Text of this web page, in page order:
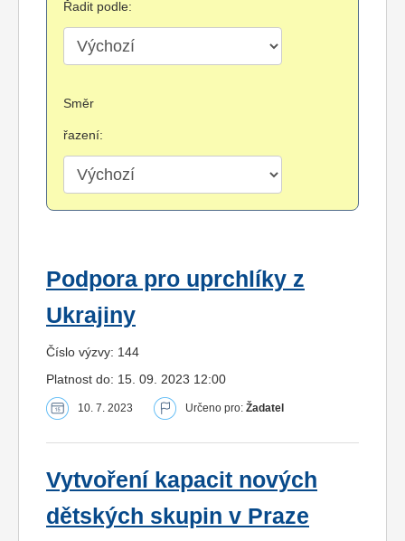
Řadit podle:
Směr
řazení:
Podpora pro uprchlíky z
Ukrajiny
Číslo výzvy: 144
Platnost do: 15. 09. 2023 12:00
10. 7. 2023 Určeno pro: Žadatel
Vytvoření kapacit nových
dětských skupin v Praze